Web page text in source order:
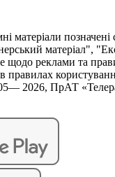
матеріали
матеріал",
щодо реклами та
2026, ПрАТ